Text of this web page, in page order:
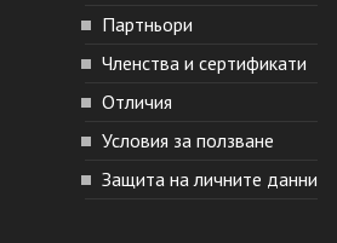
Партньори
Членства и сертификати
Отличия
Условия за ползване
Защита на личните данни